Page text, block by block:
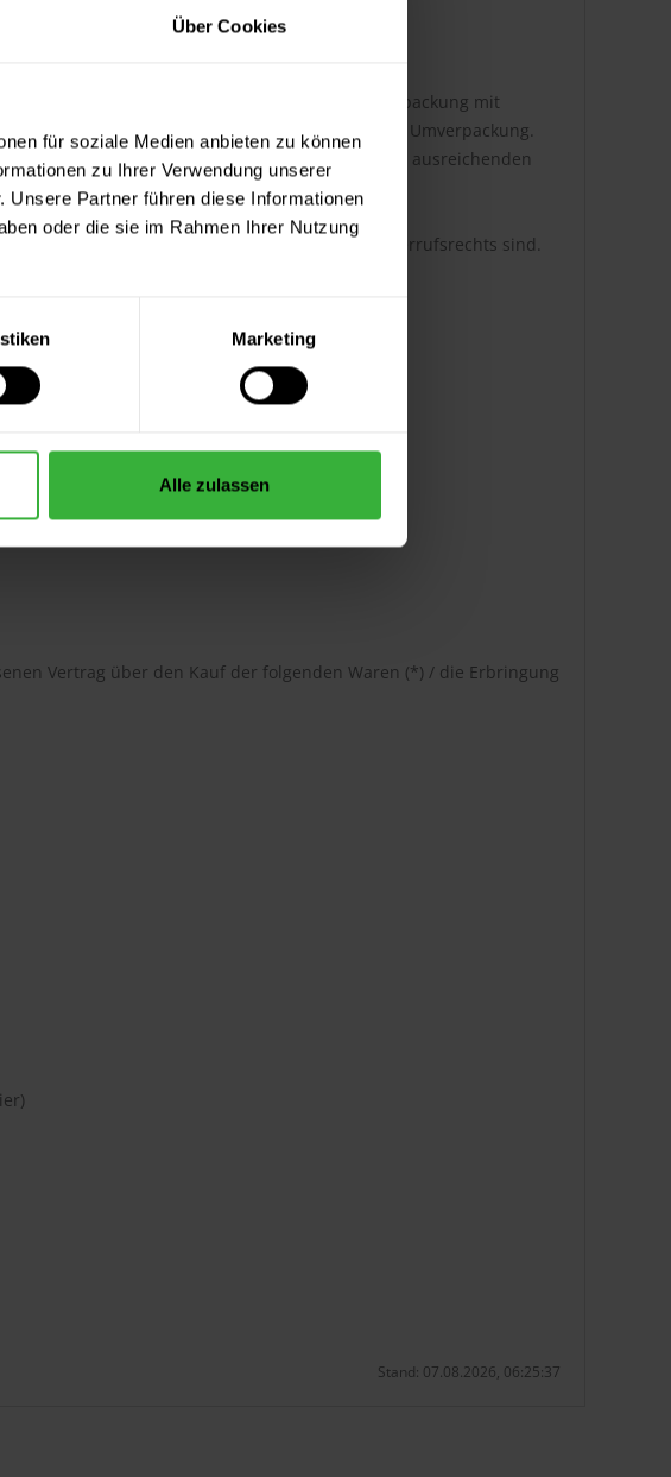
Über Cookies
für soziale Medien anbieten zu können
zu Ihrer Verwendung unserer
Partner führen diese Informationen
oder die sie im Rahmen Ihrer Nutzung
Marketing
Alle zulassen
Ware. Senden Sie die Ware bitte in Originalverpackung mit
zurück. Verwenden Sie ggf. eine schützende Umverpackung.
bitte mit einer geeigneten Verpackung für einen ausreichenden
für die wirksame Ausübung des Widerrufsrechts sind.
Formular aus und senden es zurück.
Vertrag über den Kauf der folgenden Waren (*) / die Erbringung
Stand: 07.08.2026, 06:25:37